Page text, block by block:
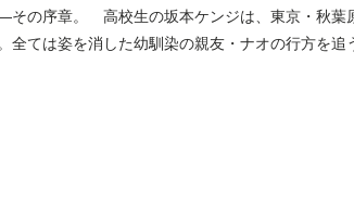
の序章。 高校生の坂本ケンジは、東京・秋葉
全ては姿を消した幼馴染の親友・ナオの行方を